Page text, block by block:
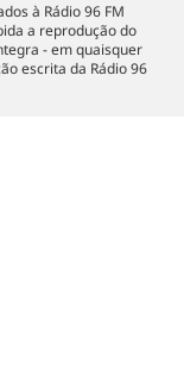
à Rádio 96 FM
a reprodução do
- em quaisquer
escrita da Rádio 96